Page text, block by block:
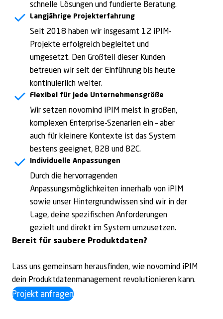
schnelle Lösungen und fundierte Beratung.
Langjährige Projekterfahrung
Seit 2018 haben wir insgesamt 12 iPIM-
Projekte erfolgreich begleitet und
umgesetzt. Den Großteil dieser Kunden
betreuen wir seit der Einführung bis heute
kontinuierlich weiter.
Flexibel für jede Unternehmensgröße
Wir setzen novomind iPIM meist in großen,
komplexen Enterprise-Szenarien ein – aber
auch für kleinere Kontexte ist das System
bestens geeignet, B2B und B2C.
Individuelle Anpassungen
Durch die hervorragenden
Anpassungsmöglichkeiten innerhalb von iPIM
sowie unser Hintergrundwissen sind wir in der
Lage, deine spezifischen Anforderungen
gezielt und direkt im System umzusetzen.
Bereit für saubere Produktdaten?
Lass uns gemeinsam herausfinden, wie novomind iPIM
dein Produktdatenmanagement revolutionieren kann.
Projekt anfragen